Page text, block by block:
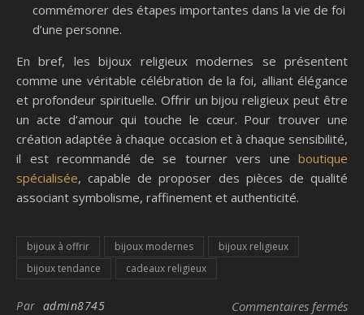
commémorer des étapes importantes dans la vie de foi
d’une personne.
En bref, les bijoux religieux modernes se présentent
comme une véritable célébration de la foi, alliant élégance
et profondeur spirituelle. Offrir un bijou religieux peut être
un acte d’amour qui touche le cœur. Pour trouver une
création adaptée à chaque occasion et à chaque sensibilité,
il est recommandé de se tourner vers une boutique
spécialisée, capable de proposer des pièces de qualité
associant symbolisme, raffinement et authenticité.
bijoux à offrir bijoux modernes
bijoux religieux
bijoux tendance
cadeaux religieux
Par admin8745 Commentaires fermés